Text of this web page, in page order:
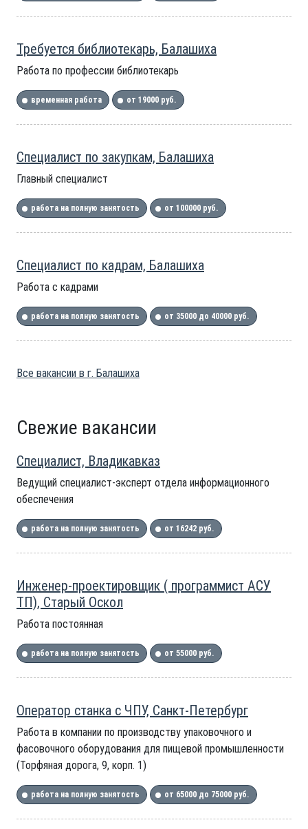
Требуется библиотекарь, Балашиха
Работа по профессии библиотекарь
временная работа от 19000 руб.
Специалист по закупкам, Балашиха
Главный специалист
работа на полную занятость от 100000 руб.
Специалист по кадрам, Балашиха
Работа с кадрами
работа на полную занятость от 35000 до 40000 руб.
Все вакансии в г. Балашиха
Свежие вакансии
Специалист, Владикавказ
Ведущий специалист-эксперт отдела информационного
обеспечения
работа на полную занятость от 16242 руб.
Инженер-проектировщик ( программист АСУ
ТП), Старый Оскол
Работа постоянная
работа на полную занятость от 55000 руб.
Оператор станка с ЧПУ, Санкт-Петербург
Работа в компании по производству упаковочного и
фасовочного оборудования для пищевой промышленности
(Торфяная дорога, 9, корп. 1)
работа на полную занятость от 65000 до 75000 руб.